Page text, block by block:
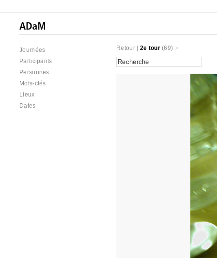
Journées
Participants
Personnes
Mots-clés
Lieux
Dates
Retour| 2e tour(69)